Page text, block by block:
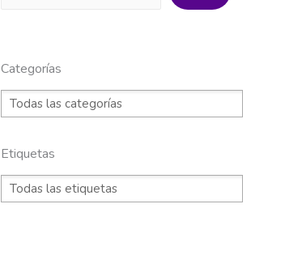
Categorías
Etiquetas